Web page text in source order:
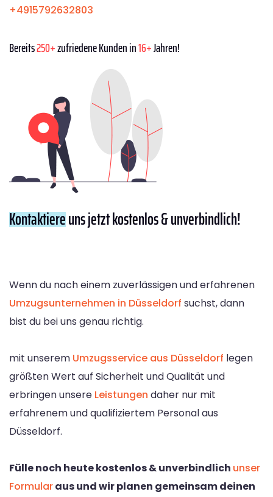
+4915792632803
Bereits250+zufriedene Kunden in16+Jahren!
Kontaktiereuns jetzt kostenlos & unverbindlich!
Wenn du nach einem zuverlässigen und erfahrenen
Umzugsunternehmen in Düsseldorf suchst, dann
bist du bei uns genau richtig.
mit unserem Umzugsservice aus Düsseldorf legen
größten Wert auf Sicherheit und Qualität und
erbringen unsere Leistungen daher nur mit
erfahrenem und qualifiziertem Personal aus
Düsseldorf.
Fülle noch heute kostenlos & unverbindlich unser
Formularaus und wir planen gemeinsam deinen